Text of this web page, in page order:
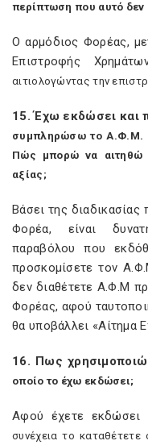
περίπτωση που αυτό δεν
Ο αρμόδιος Φορέας,
Επιστροφής
αιτιολογώντας την
15. Έχω εκδώσει και
συμπληρώσω το Α.Φ.Μ.
Πώς μπορώ να αιτηθώ
αξίας;
Βάσει της
Φορέα, είναι
παραβόλου που
προσκομίσετε τον
δεν διαθέτετε Α.Φ.Μ
Φορέας, αφού
θα υποβάλλει «Αίτημα
16. Πως
οποίο το έχω εκδώσει;
Αφού έχετε
συνέχεια το καταθέτετε